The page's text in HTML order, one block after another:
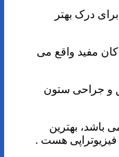
درک بهتر
مفید واقع می
و جراحی ستون
باشد، بهترین
هست .